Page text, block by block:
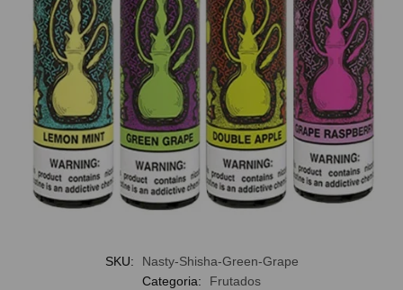
SKU:
Nasty-Shisha-Green-Grape
Categoria:
Frutados